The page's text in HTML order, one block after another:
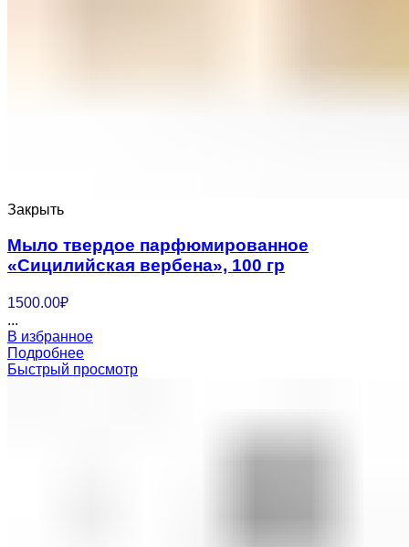
Закрыть
Мыло твердое парфюмированное
«Сицилийская вербена», 100 гр
1500.00₽
...
В избранное
Подробнее
Быстрый просмотр